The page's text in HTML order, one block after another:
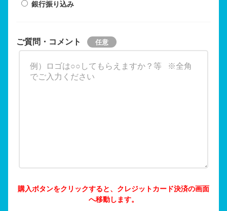
銀行振り込み
ご質問・コメント
購入ボタンをクリックすると、クレジットカード決済の画面
へ移動します。